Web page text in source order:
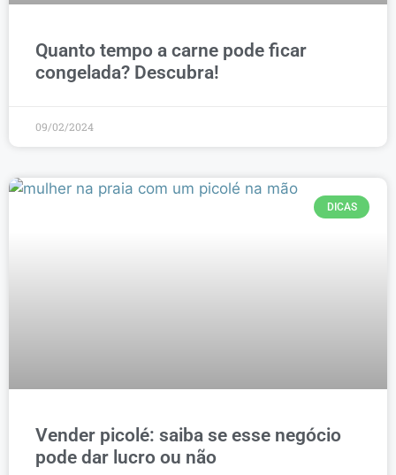
Quanto tempo a carne pode ficar
congelada? Descubra!
09/02/2024
DICAS
Vender picolé: saiba se esse negócio
pode dar lucro ou não